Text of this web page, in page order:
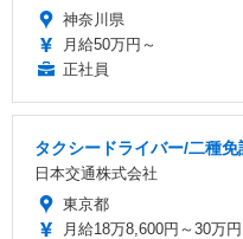
神奈川県
月給50万円～
正社員
タクシードライバー/二種
日本交通株式会社
東京都
月給18万8,600円～30万円